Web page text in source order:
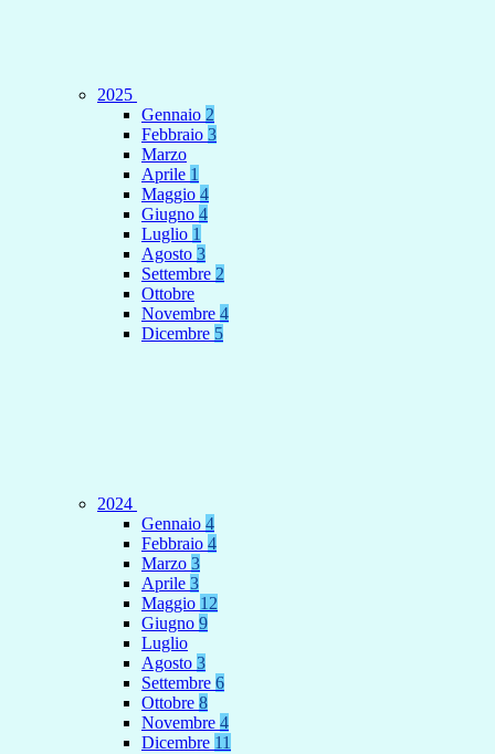
2025
Gennaio 2
Febbraio 3
Marzo
Aprile 1
Maggio 4
Giugno 4
Luglio 1
Agosto 3
Settembre 2
Ottobre
Novembre 4
Dicembre 5
2024
Gennaio 4
Febbraio 4
Marzo 3
Aprile 3
Maggio 12
Giugno 9
Luglio
Agosto 3
Settembre 6
Ottobre 8
Novembre 4
Dicembre 11